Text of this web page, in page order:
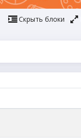
Скрыть блоки